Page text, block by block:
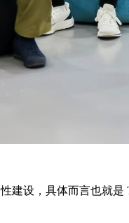
建设，具体而言也就